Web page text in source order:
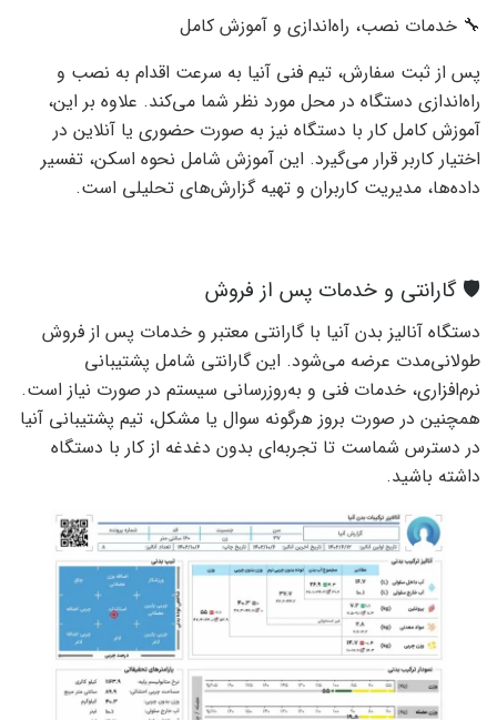
🔧 خدمات نصب، راه‌اندازی و آموزش کامل
پس از ثبت سفارش، تیم فنی آنیا به سرعت اقدام به نصب و
راه‌اندازی دستگاه در محل مورد نظر شما می‌کند. علاوه بر این،
آموزش کامل کار با دستگاه نیز به صورت حضوری یا آنلاین در
اختیار کاربر قرار می‌گیرد. این آموزش شامل نحوه اسکن، تفسیر
داده‌ها، مدیریت کاربران و تهیه گزارش‌های تحلیلی است.
🛡️ گارانتی و خدمات پس از فروش
دستگاه آنالیز بدن آنیا با گارانتی معتبر و خدمات پس از فروش
طولانی‌مدت عرضه می‌شود. این گارانتی شامل پشتیبانی
نرم‌افزاری، خدمات فنی و به‌روزرسانی سیستم در صورت نیاز است.
همچنین در صورت بروز هرگونه سوال یا مشکل، تیم پشتیبانی آنیا
در دسترس شماست تا تجربه‌ای بدون دغدغه از کار با دستگاه
داشته باشید.